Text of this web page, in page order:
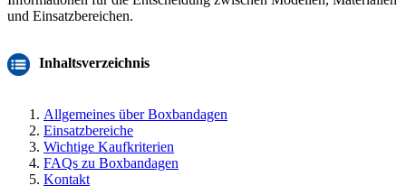
und Einsatzbereichen.
Inhaltsverzeichnis
Allgemeines über Boxbandagen
Einsatzbereiche
Wichtige Kaufkriterien
FAQs zu Boxbandagen
Kontakt